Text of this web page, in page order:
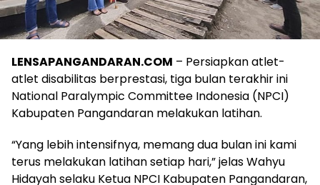
LENSAPANGANDARAN.COM – Persiapkan atlet-
atlet disabilitas berprestasi, tiga bulan terakhir ini
National Paralympic Committee Indonesia (NPCI)
Kabupaten Pangandaran melakukan latihan.
“Yang lebih intensifnya, memang dua bulan ini kami
terus melakukan latihan setiap hari,” jelas Wahyu
Hidayah selaku Ketua NPCI Kabupaten Pangandaran,